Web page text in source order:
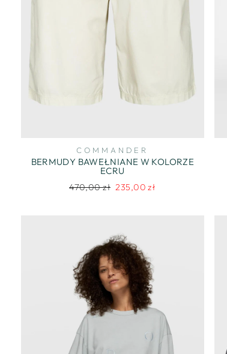
COMMANDER
BERMUDY BAWEŁNIANE W KOLORZE
ECRU
Regularna
470,00 zł Cena
235,00 zł